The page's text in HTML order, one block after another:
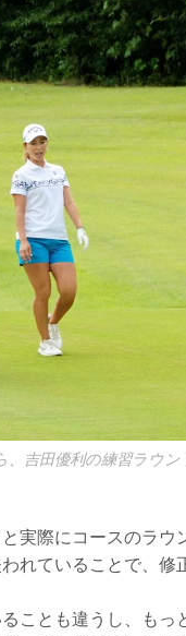
、吉田優利の練習ラウ
実際にコースのラ
れていることで、修
ことも違うし、も